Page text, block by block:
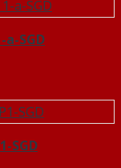
a-SGD
SGD